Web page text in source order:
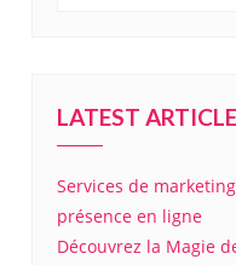
LATEST
Services de
présence en ligne
Découvrez la Magie